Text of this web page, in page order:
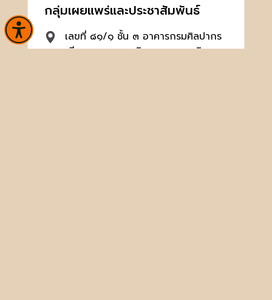
กลุ่มเผยแพร่และประชาสัมพันธ์
เลขที่ ๘๑/๑ ชั้น ๓ อาคารกรมศิลปากร
ถนนศรีอยุธยา แขวงวชิระพยาบาล ดุสิต